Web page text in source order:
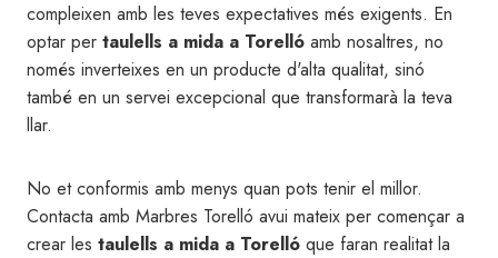
compleixen amb les teves expectatives més exigents. En
optar per taulells a mida a Torelló amb nosaltres, no
només inverteixes en un producte d'alta qualitat, sinó
també en un servei excepcional que transformarà la teva
llar.
No et conformis amb menys quan pots tenir el millor.
Contacta amb Marbres Torelló avui mateix per començar a
crear les taulells a mida a Torelló que faran realitat la